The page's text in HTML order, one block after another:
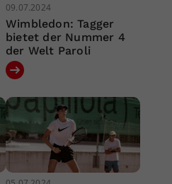
09.07.2024
Wimbledon: Tagger
bietet der Nummer 4
der Welt Paroli